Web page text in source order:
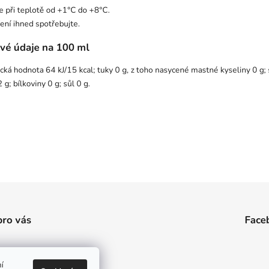
při teplotě od +1°C do +8°C.
ihned spotřebujte.
údaje na 100 ml
hodnota 64 kJ/15 kcal; tuky 0 g, z toho nasycené mastné kyseliny 0
g; bílkoviny 0 g; sůl 0 g.
vás